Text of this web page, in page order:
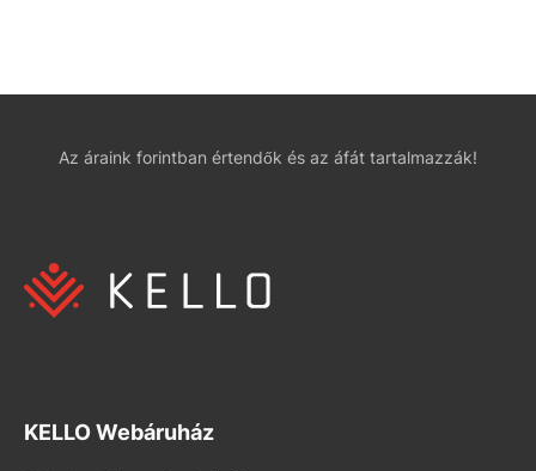
Az áraink forintban értendők és az áfát tartalmazzák!
KELLO Webáruház